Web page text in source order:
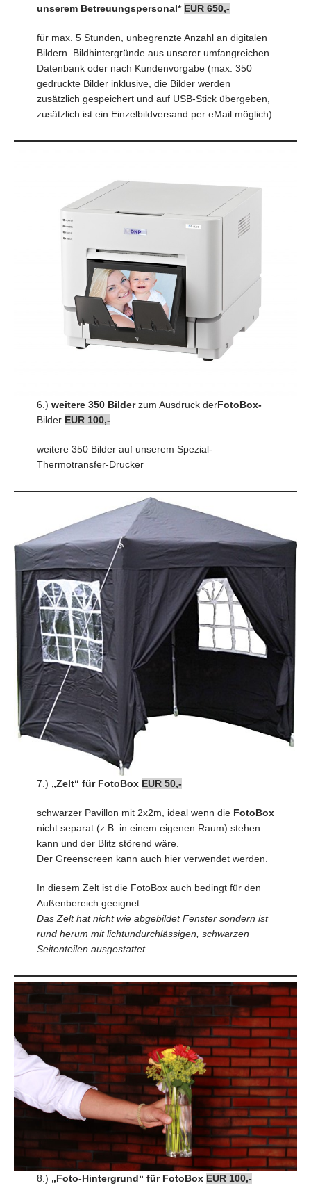
unserem Betreuungspersonal* EUR 650,-
für max. 5 Stunden, unbegrenzte Anzahl an digitalen
Bildern. Bildhintergründe aus unserer umfangreichen
Datenbank oder nach Kundenvorgabe (max. 350
gedruckte Bilder inklusive, die Bilder werden
zusätzlich gespeichert und auf USB-Stick übergeben,
zusätzlich ist ein Einzelbildversand per eMail möglich)
6.) weitere 350 Bilderzum Ausdruck derFotoBox-
Bilder EUR 100,-
weitere 350 Bilder auf unserem Spezial-
Thermotransfer-Drucker
7.) „Zelt“ für FotoBox EUR 50,-
schwarzer Pavillon mit 2x2m, ideal wenn die FotoBox
nicht separat (z.B. in einem eigenen Raum) stehen
kann und der Blitz störend wäre.
Der Greenscreen kann auch hier verwendet werden.
In diesem Zelt ist die FotoBox auch bedingt für den
Außenbereich geeignet.
Das Zelt hat nicht wie abgebildet Fenster sondern ist
rund herum mit lichtundurchlässigen, schwarzen
Seitenteilen ausgestattet.
8.) „Foto-Hintergrund“ für FotoBox EUR 100,-